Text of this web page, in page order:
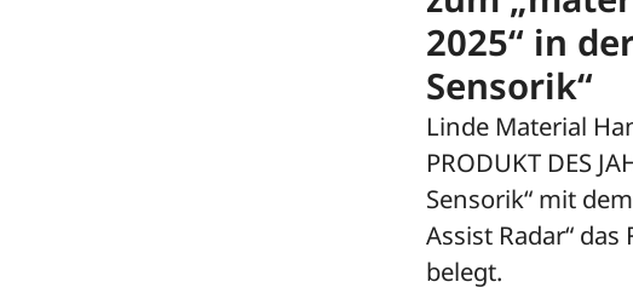
2025“ in
Sensorik“
Linde Material
PRODUKT DES
Sensorik“ mit
Assist Radar“
belegt.